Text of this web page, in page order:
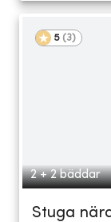
5 (3)
2 + 2 bäddar
Stuga